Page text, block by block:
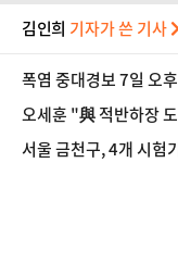
김인희 기자가 쓴 기사
폭염 중대경보 7일
오세훈 "與 적반하장
서울 금천구, 4개 시험